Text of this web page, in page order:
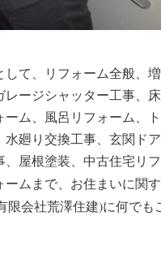
て、リフォーム全般、
ージシャッター工事、
ーム、風呂リフォーム、
水廻り交換工事、玄関ド
屋根塗装、中古住宅リ
ムまで、 お住まいに関
限会社荒澤住建)に何でも